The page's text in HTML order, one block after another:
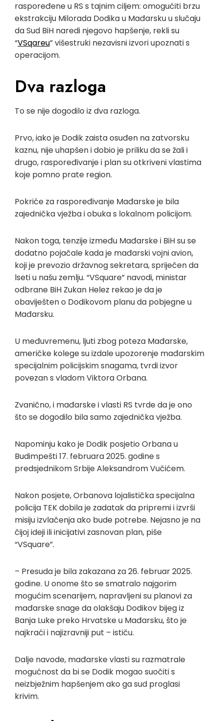
raspoređene u RS s tajnim ciljem: omogućiti brzu
ekstrakciju Milorada Dodika u Mađarsku u slučaju
da Sud BiH naredi njegovo hapšenje, rekli su
“VSqareu” višestruki nezavisni izvori upoznati s
operacijom.
Dva razloga
To se nije dogodilo iz dva razloga.
Prvo, iako je Dodik zaista osuđen na zatvorsku
kaznu, nije uhapšen i dobio je priliku da se žali i
drugo, raspoređivanje i plan su otkriveni vlastima
koje pomno prate region.
Pokriće za raspoređivanje Mađarske je bila
zajednička vježba i obuka s lokalnom policijom.
Nakon toga, tenzije između Mađarske i BiH su se
dodatno pojačale kada je mađarski vojni avion,
koji je prevozio državnog sekretara, spriječen da
lseti u našu zemlju. “VSquare” navodi, ministar
odbrane BiH Zukan Helez rekao je da je
obaviješten o Dodikovom planu da pobjegne u
Mađarsku.
U međuvremenu, ljuti zbog poteza Mađarske,
američke kolege su izdale upozorenje mađarskim
specijalnim policijskim snagama, tvrdi izvor
povezan s vladom Viktora Orbana.
Zvanično, i mađarske i vlasti RS tvrde da je ono
što se dogodilo bila samo zajednička vježba.
Napominju kako je Dodik posjetio Orbana u
Budimpešti 17. februara 2025. godine s
predsjednikom Srbije Aleksandrom Vučićem.
Nakon posjete, Orbanova lojalistička specijalna
policija TEK dobila je zadatak da pripremi i izvrši
misiju izvlačenja ako bude potrebe. Nejasno je na
čijoj ideji ili inicijativi zasnovan plan, piše
“VSquare”.
– Presuda je bila zakazana za 26. februar 2025.
godine. U onome što se smatralo najgorim
mogućim scenarijem, napravljeni su planovi za
mađarske snage da olakšaju Dodikov bijeg iz
Banja Luke preko Hrvatske u Mađarsku, što je
najkraći i najizravniji put – ističu.
Dalje navode, mađarske vlasti su razmatrale
mogućnost da bi se Dodik mogao suočiti s
neizbježnim hapšenjem ako ga sud proglasi
krivim.